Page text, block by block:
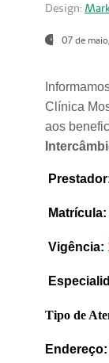
Design:
07 de
Clínica
aos
Prestador
Matrícula:
Vigência:
Tipo de
Endereço: